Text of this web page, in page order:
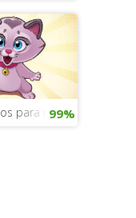
para niños
99%